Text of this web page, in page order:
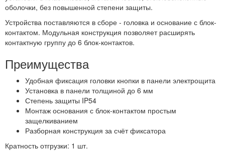
оболочки, без повышенной степени защиты.
Устройства поставляются в сборе - головка и основание с блок-
контактом. Модульная конструкция позволяет расширять
контактную группу до 6 блок-контактов.
Преимущества
Удобная фиксация головки кнопки в панели электрощита
Установка в панели толщиной до 6 мм
Степень защиты IP54
Монтаж основания с блок-контактом простым
защелкиванием
Разборная конструкция за счёт фиксатора
Кратность отгрузки: 1 шт.